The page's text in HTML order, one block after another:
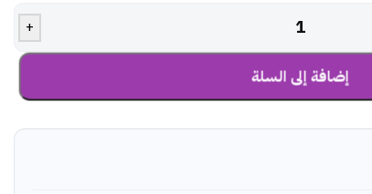
+
إضافة إلى السلة